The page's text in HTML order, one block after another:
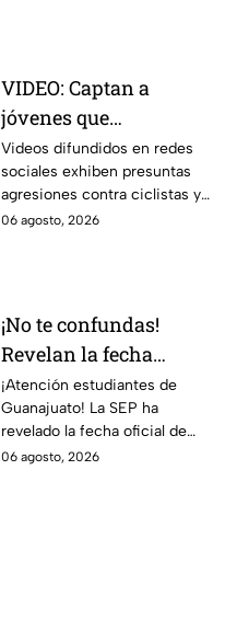
VIDEO: Captan a
jóvenes que
presuntamente
AGR3DEN a ciclistas y
peatones en la zona de
El Molino, León ¿Qué
Videos difundidos en redes
sociales exhiben presuntas
agresiones contra ciclistas y
peatones en la zona de El
06 agosto, 2026
¡No te confundas!
Revelan la fecha
OFICIAL para el
REGRESO a CLASES en
Guanajuato; así aparece
en el calendario
¡Atención estudiantes de
Guanajuato! La SEP ha
revelado la fecha oficial de
regreso a clases para el ciclo
06 agosto, 2026